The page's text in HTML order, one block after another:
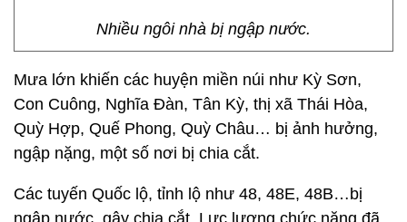
Nhiều ngôi nhà bị ngập nước.
Mưa lớn khiến các huyện miền núi như Kỳ Sơn,
Con Cuông, Nghĩa Đàn, Tân Kỳ, thị xã Thái Hòa,
Quỳ Hợp, Quế Phong, Quỳ Châu… bị ảnh hưởng,
ngập nặng, một số nơi bị chia cắt.
Các tuyến Quốc lộ, tỉnh lộ như 48, 48E, 48B…bị
ngập nước, gây chia cắt. Lực lượng chức năng đã